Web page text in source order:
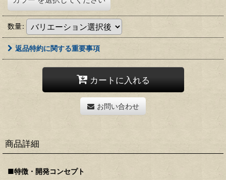
数量:
返品特約に関する重要事項
カートに入れる
お問い合わせ
商品詳細
■特徴・開発コンセプト